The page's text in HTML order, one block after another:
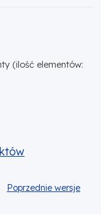
(ilość elementów:
Poprzednie wersje